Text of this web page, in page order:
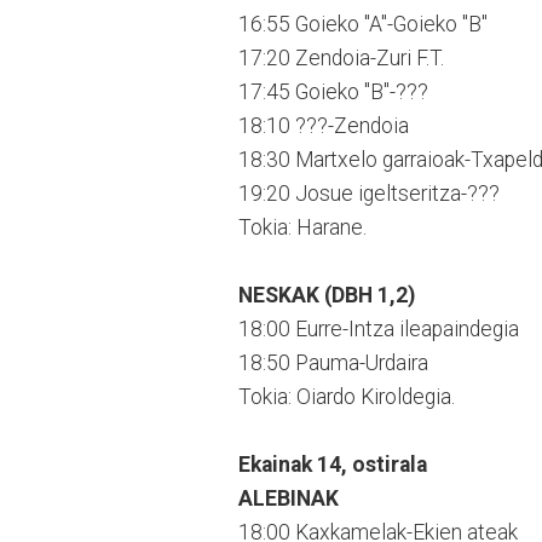
16:55 Goieko "A"-Goieko "B"
17:20 Zendoia-Zuri F.T.
17:45 Goieko "B"-???
18:10 ???-Zendoia
18:30 Martxelo garraioak-
19:20 Josue igeltseritza-???
Tokia: Harane.
NESKAK (DBH 1,2)
18:00 Eurre-Intza ileapaindegia
18:50 Pauma-Urdaira
Tokia: Oiardo Kiroldegia.
Ekainak 14, ostirala
ALEBINAK
18:00 Kaxkamelak-Ekien ateak